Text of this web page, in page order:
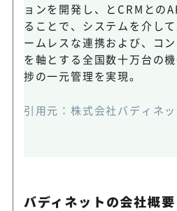
ョンを開発し、とCRMとの
ることで、システムを介し
ームレスな連携および、コ
を軸とする全国数十万台の
捗の一元管理を実現。
引用元：株式会社バディ
バディネットの会社概要